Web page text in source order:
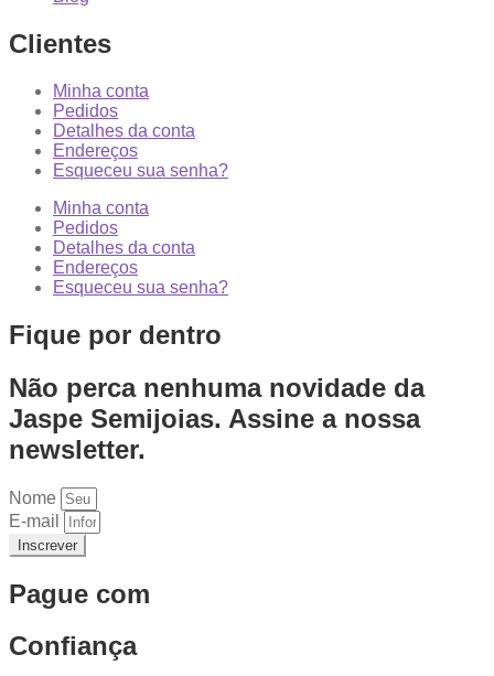
Clientes
Minha conta
Pedidos
Detalhes da conta
Endereços
Esqueceu sua senha?
Minha conta
Pedidos
Detalhes da conta
Endereços
Esqueceu sua senha?
Fique por dentro
Não perca nenhuma novidade da
Jaspe Semijoias. Assine a nossa
newsletter.
Nome
E-mail
Inscrever
Pague com
Confiança